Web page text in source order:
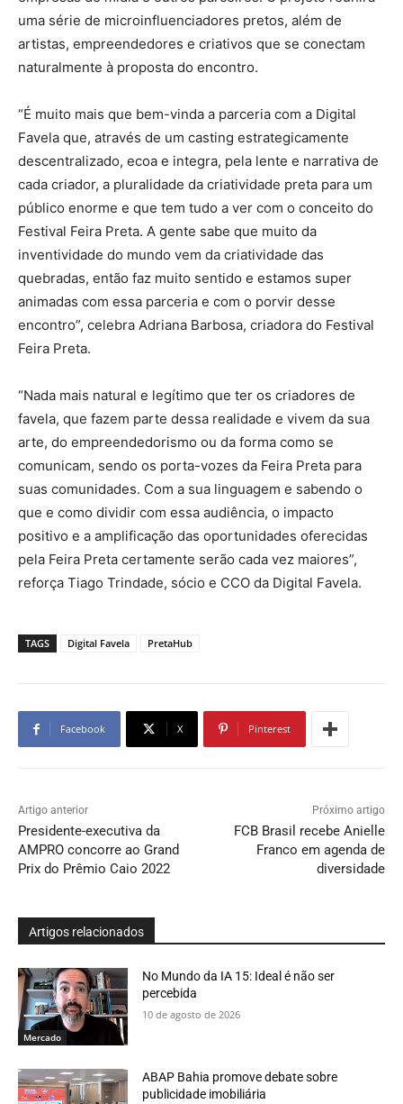
uma série de microinfluenciadores pretos, além de
artistas, empreendedores e criativos que se conectam
naturalmente à proposta do encontro.
“É muito mais que bem-vinda a parceria com a Digital
Favela que, através de um casting estrategicamente
descentralizado, ecoa e integra, pela lente e narrativa de
cada criador, a pluralidade da criatividade preta para um
público enorme e que tem tudo a ver com o conceito do
Festival Feira Preta. A gente sabe que muito da
inventividade do mundo vem da criatividade das
quebradas, então faz muito sentido e estamos super
animadas com essa parceria e com o porvir desse
encontro”, celebra Adriana Barbosa, criadora do Festival
Feira Preta.
“Nada mais natural e legítimo que ter os criadores de
favela, que fazem parte dessa realidade e vivem da sua
arte, do empreendedorismo ou da forma como se
comunicam, sendo os porta-vozes da Feira Preta para
suas comunidades. Com a sua linguagem e sabendo o
que e como dividir com essa audiência, o impacto
positivo e a amplificação das oportunidades oferecidas
pela Feira Preta certamente serão cada vez maiores”,
reforça Tiago Trindade, sócio e CCO da Digital Favela.
TAGS Digital Favela PretaHub
Facebook X Pinterest
Artigo anterior
Presidente-executiva da
AMPRO concorre ao Grand
Prix do Prêmio Caio 2022
Próximo artigo
FCB Brasil recebe Anielle
Franco em agenda de
diversidade
Artigos relacionados
Mercado
No Mundo da IA 15: Ideal é não ser
percebida
10 de agosto de 2026
ABAP Bahia promove debate sobre
publicidade imobiliária